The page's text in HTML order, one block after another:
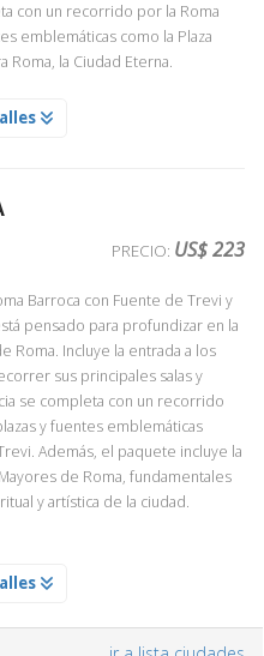
con un recorrido por la Roma
emblemáticas como la Plaza
Roma, la Ciudad Eterna.
DE ROMA
las salas más
de los tapices, esculturas,
la oportunidad de
obras de arte de la antigüedad
será la Capilla Sixtina,
limitada disponibilidad,
con antelación.
MAS BELLAS PLAZAS Y
PRECIO: US$ 223
Barroca con Fuente de Trevi y
pensado para profundizar en la
Roma. Incluye la entrada a los
sus principales salas y
se completa con un recorrido
y fuentes emblemáticas
Además, el paquete incluye la
de Roma, fundamentales
y artística de la ciudad.